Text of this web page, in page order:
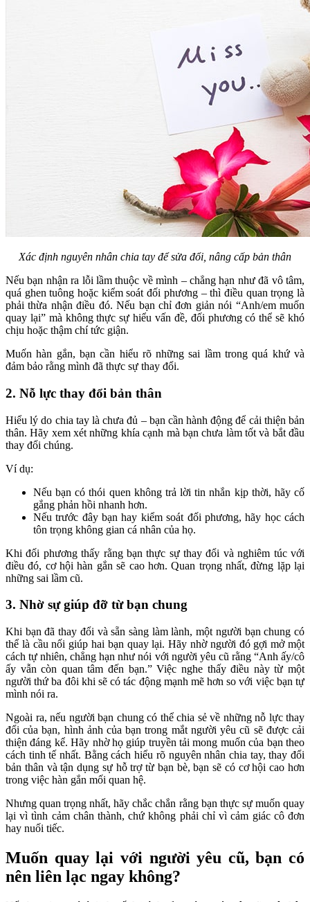
Xác định nguyên nhân chia tay để sửa đổi, nâng cấp bản thân
Nếu bạn nhận ra lỗi lầm thuộc về mình – chẳng hạn như đã vô tâm,
quá ghen tuông hoặc kiểm soát đối phương – thì điều quan trọng là
phải thừa nhận điều đó. Nếu bạn chỉ đơn giản nói “Anh/em muốn
quay lại” mà không thực sự hiểu vấn đề, đối phương có thể sẽ khó
chịu hoặc thậm chí tức giận.
Muốn hàn gắn, bạn cần hiểu rõ những sai lầm trong quá khứ và
đảm bảo rằng mình đã thực sự thay đổi.
2. Nỗ lực thay đổi bản thân
Hiểu lý do chia tay là chưa đủ – bạn cần hành động để cải thiện bản
thân. Hãy xem xét những khía cạnh mà bạn chưa làm tốt và bắt đầu
thay đổi chúng.
Ví dụ:
Nếu bạn có thói quen không trả lời tin nhắn kịp thời, hãy cố
gắng phản hồi nhanh hơn.
Nếu trước đây bạn hay kiểm soát đối phương, hãy học cách
tôn trọng không gian cá nhân của họ.
Khi đối phương thấy rằng bạn thực sự thay đổi và nghiêm túc với
điều đó, cơ hội hàn gắn sẽ cao hơn. Quan trọng nhất, đừng lặp lại
những sai lầm cũ.
3. Nhờ sự giúp đỡ từ bạn chung
Khi bạn đã thay đổi và sẵn sàng làm lành, một người bạn chung có
thể là cầu nối giúp hai bạn quay lại. Hãy nhờ người đó gợi mở một
cách tự nhiên, chẳng hạn như nói với người yêu cũ rằng “Anh ấy/cô
ấy vẫn còn quan tâm đến bạn.” Việc nghe thấy điều này từ một
người thứ ba đôi khi sẽ có tác động mạnh mẽ hơn so với việc bạn tự
mình nói ra.
Ngoài ra, nếu người bạn chung có thể chia sẻ về những nỗ lực thay
đổi của bạn, hình ảnh của bạn trong mắt người yêu cũ sẽ được cải
thiện đáng kể. Hãy nhờ họ giúp truyền tải mong muốn của bạn theo
cách tinh tế nhất. Bằng cách hiểu rõ nguyên nhân chia tay, thay đổi
bản thân và tận dụng sự hỗ trợ từ bạn bè, bạn sẽ có cơ hội cao hơn
trong việc hàn gắn mối quan hệ.
Nhưng quan trọng nhất, hãy chắc chắn rằng bạn thực sự muốn quay
lại vì tình cảm chân thành, chứ không phải chỉ vì cảm giác cô đơn
hay nuối tiếc.
Muốn quay lại với người yêu cũ, bạn có
nên liên lạc ngay không?